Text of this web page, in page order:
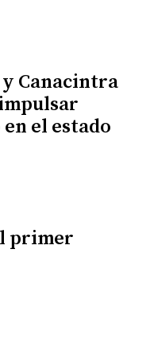
Canacintra
el estado
primer